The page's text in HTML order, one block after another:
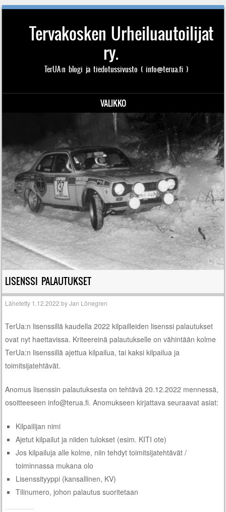
Tervakosken Urheiluautoilijat
ry.
TerUA:n blogi ja tiedotussivusto ( info@terua.fi )
VALIKKO
LISENSSI PALAUTUKSET
Lähetetty 1.12.2022 byJan Lönegren
TerUa:n lisenssillä kaudella 2022 kilpailleiden lisenssi palautukset
ovat nyt haettavissa. Kriteereinä palautukselle on vähintään kolme
TerUa:n lisenssillä ajettua kilpailua, tai kaksi kilpailua ja
toimitsijatehtävät.
Anomus lisenssin palautuksesta on tehtävä 20.12.2022 mennessä,
osoitteeseen info@terua.fi. Anomukseen kirjattava seuraavat asiat:
Kilpailijan nimi
Ajetut kilpailut ja niiden tulokset (esim. KITI ote)
Jos kilpailuja alle kolme, niin tehdyt toimitsijatehtävät /
toiminnassa mukana olo
Lisenssityyppi (kansallinen, KV)
Tilinumero, johon palautus suoritetaan